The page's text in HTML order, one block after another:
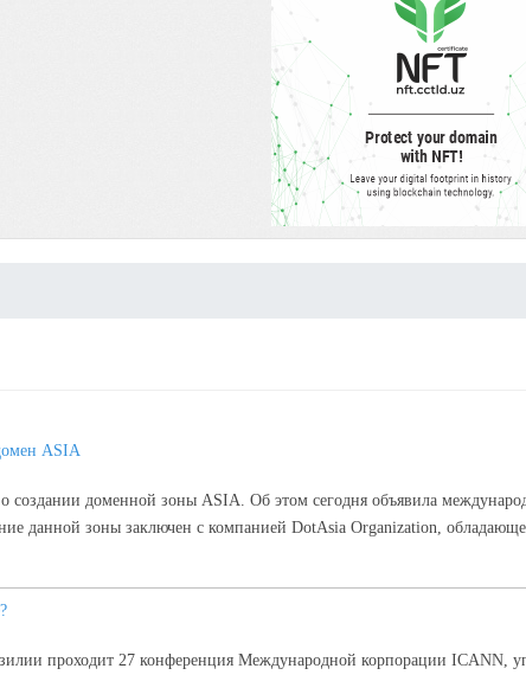
ASIA
создании доменной зоны ASIA. Об этом сегодня объявила
данной зоны заключен с компанией DotAsia Organization,
проходит 27 конференция Международной корпорации ICANN,